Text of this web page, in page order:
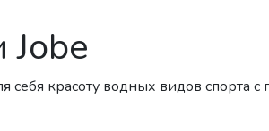
себя красоту водных видов спорта